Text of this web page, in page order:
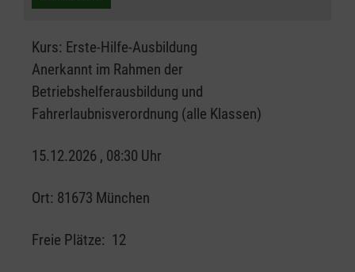
Kurs: Erste-Hilfe-Ausbildung
Anerkannt im Rahmen der
Betriebshelferausbildung und
Fahrerlaubnisverordnung (alle Klassen)
15.12.2026 , 08:30 Uhr
Ort: 81673 München
Freie Plätze: 12